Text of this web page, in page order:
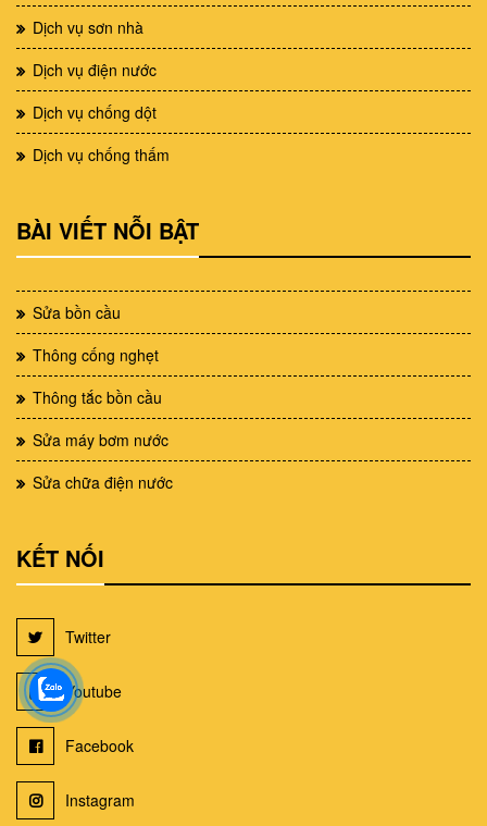
Dịch vụ sơn nhà
Dịch vụ điện nước
Dịch vụ chống dột
Dịch vụ chống thấm
BÀI VIẾT NỖI BẬT
Sửa bồn cầu
Thông cống nghẹt
Thông tắc bồn cầu
Sửa máy bơm nước
Sửa chữa điện nước
KẾT NỐI
Twitter
Youtube
Facebook
Instagram